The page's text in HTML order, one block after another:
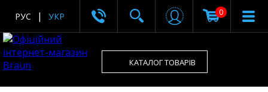
0
РУС УКР
КАТАЛОГ ТОВАРІВ